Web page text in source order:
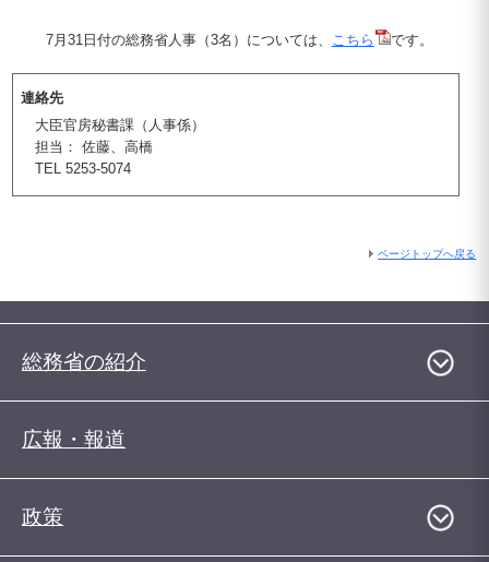
7月31日付の総務省人事（3名）については、 こちら です。
連絡先
大臣官房秘書課（人事係）
担当： 佐藤、高橋
TEL 5253-5074
ページトップへ戻る
総務省の紹介
広報・報道
政策